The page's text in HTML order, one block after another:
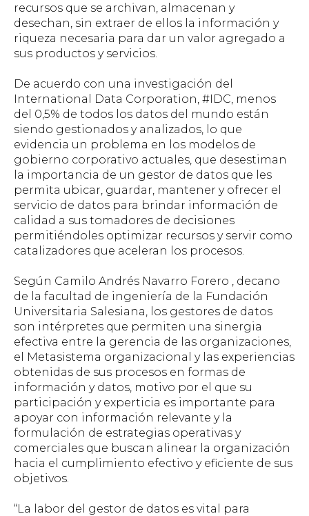
recursos que se archivan, almacenan y
desechan, sin extraer de ellos la información y
riqueza necesaria para dar un valor agregado a
sus productos y servicios.
De acuerdo con una investigación del
International Data Corporation, #IDC, menos
del 0,5% de todos los datos del mundo están
siendo gestionados y analizados, lo que
evidencia un problema en los modelos de
gobierno corporativo actuales, que desestiman
la importancia de un gestor de datos que les
permita ubicar, guardar, mantener y ofrecer el
servicio de datos para brindar información de
calidad a sus tomadores de decisiones
permitiéndoles optimizar recursos y servir como
catalizadores que aceleran los procesos.
Según Camilo Andrés Navarro Forero , decano
de la facultad de ingeniería de la Fundación
Universitaria Salesiana, los gestores de datos
son intérpretes que permiten una sinergia
efectiva entre la gerencia de las organizaciones,
el Metasistema organizacional y las experiencias
obtenidas de sus procesos en formas de
información y datos, motivo por el que su
participación y experticia es importante para
apoyar con información relevante y la
formulación de estrategias operativas y
comerciales que buscan alinear la organización
hacia el cumplimiento efectivo y eficiente de sus
objetivos.
“La labor del gestor de datos es vital para